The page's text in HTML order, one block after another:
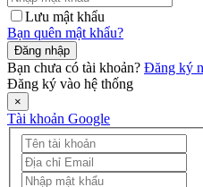
Lưu mật khẩu
Bạn quên mật khẩu?
Đăng nhập
Bạn chưa có tài khoản? Đăng ký
Đăng ký vào hệ thống
×
Tài khoản Google